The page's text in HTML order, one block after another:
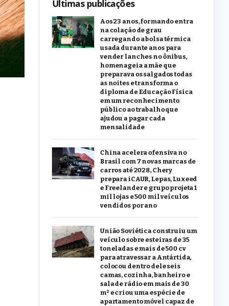
Últimas publicações
Aos 23 anos, formando entra
na colação de grau
carregando a bolsa térmica
usada durante anos para
vender lanches no ônibus,
homenageia a mãe que
preparava os salgados todas
as noites e transforma o
diploma de Educação Física
em um reconhecimento
público ao trabalho que
ajudou a pagar cada
mensalidade
China acelera ofensiva no
Brasil com 7 novas marcas de
carros até 2028, Chery
prepara iCAUR, Lepas, Luxeed
e Freelander e grupo projeta 1
mil lojas e 500 mil veículos
vendidos por ano
União Soviética construiu um
veículo sobre esteiras de 35
toneladas e mais de 500 cv
para atravessar a Antártida,
colocou dentro dele seis
camas, cozinha, banheiro e
sala de rádio em mais de 30
m² e criou uma espécie de
apartamento móvel capaz de